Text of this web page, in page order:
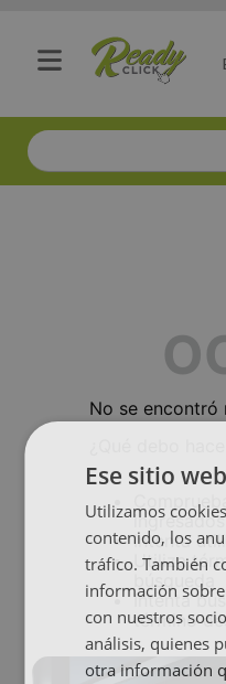
Compra segura -
No se encontró
ingresados
Intenta
Utiliza
búsqueda
Intenta
término
Ese sitio
Utilizamos
contenido, los
tráfico. También
información
con nuestros
análisis, quienes
otra información